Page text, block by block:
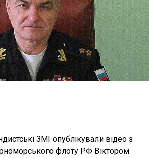
ЗМІ опублікували відео з
флоту РФ Віктором